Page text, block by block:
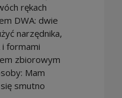
rękach
DWA: dwie
narzędnika,
i formami
zbiorowym
Mam
smutno